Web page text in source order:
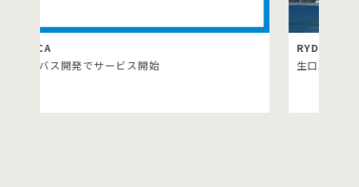
生口島島内の路線バス乗り放題